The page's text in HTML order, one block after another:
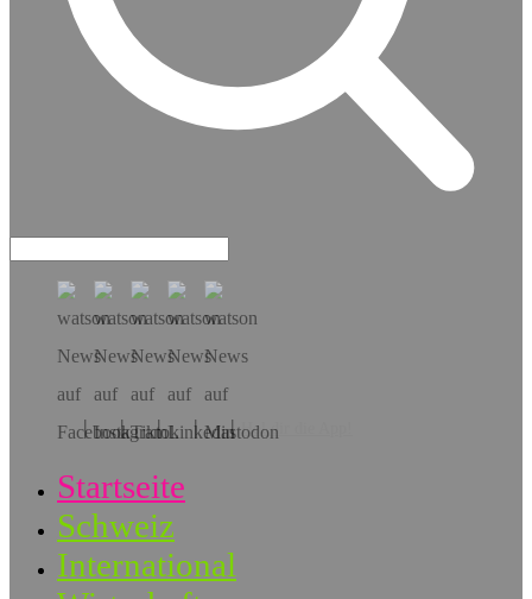
Hol dir die App!
Startseite
Schweiz
International